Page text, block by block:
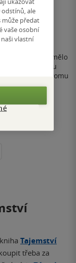
Tedy... mělo
mého rodu
život a brzy k tomu
Trojdaří....
Tajemství
třeba za
odstínů, ale
může předat
vaše osobní
naši vlastní